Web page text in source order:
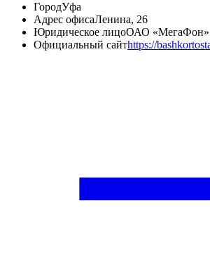
ГородУфа
Адрес офисаЛенина, 26
Юридическое лицоОАО «МегаФон»
Официальный сайтhttps://